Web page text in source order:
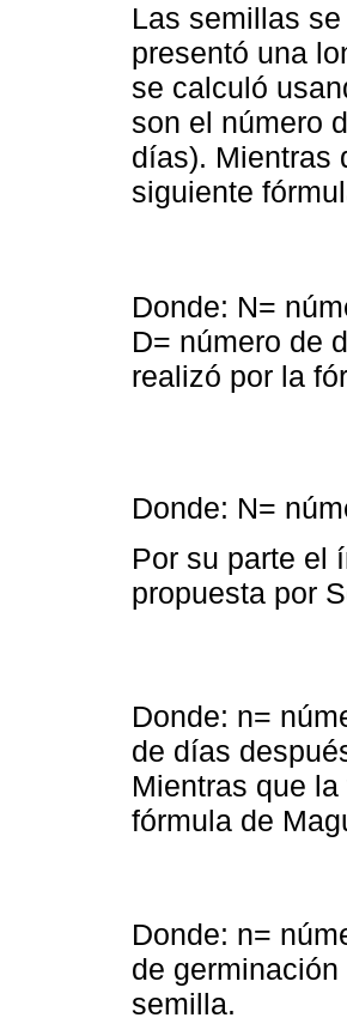
Las semillas
presentó una
se calculó
son el número
días). Mientras
siguiente
Donde: N=
D= número de
realizó por la
Donde: N=
Por su parte el
propuesta por
Donde: n=
de días
Mientras que
fórmula de
Donde: n=
de
semilla.